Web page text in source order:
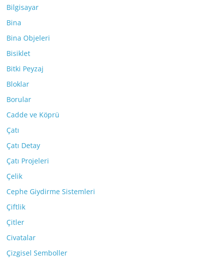
Bilgisayar
Bina
Bina Objeleri
Bisiklet
Bitki Peyzaj
Bloklar
Borular
Cadde ve Köprü
Çatı
Çatı Detay
Çatı Projeleri
Çelik
Cephe Giydirme Sistemleri
Çiftlik
Çitler
Civatalar
Çizgisel Semboller